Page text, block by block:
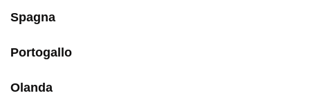
Spagna
Portogallo
Olanda